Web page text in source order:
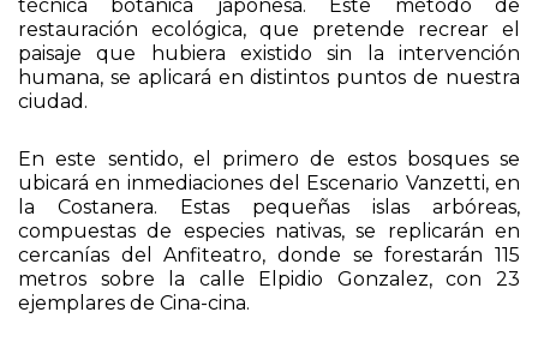
técnica botánica japonesa. Este método de
restauración ecológica, que pretende recrear el
paisaje que hubiera existido sin la intervención
humana, se aplicará en distintos puntos de nuestra
ciudad.
En este sentido, el primero de estos bosques se
ubicará en inmediaciones del Escenario Vanzetti, en
la Costanera. Estas pequeñas islas arbóreas,
compuestas de especies nativas, se replicarán en
cercanías del Anfiteatro, donde se forestarán 115
metros sobre la calle Elpidio Gonzalez, con 23
ejemplares de Cina-cina.